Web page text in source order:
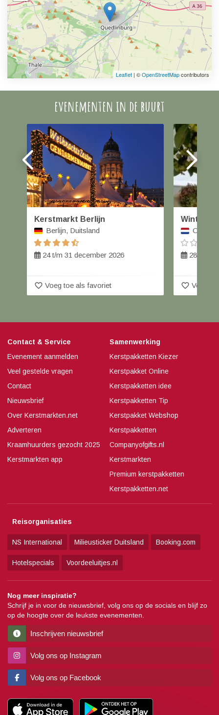
Leaflet | ©OpenStreetMapcontributors
evenementen in de buurt
Kerstmarkt Berlijn
Berlijn, Duitsland
24 t/m 31 december 2026
favorite_border Voeg toe als favoriet
28 t/m
favorite_border Voeg
Contact & Service
Evenement aanmelden
Veel gestelde vragen
Contact
Nieuwsbrief
Over Kerstmarkten.net
Adverteren
Kraamhuurders gezocht 2025
Kerstmarkten app
Samenwerking
Kerstpakketten Kiezer
Kerstpakket Online
Kerstpakketten idee
Kerstpakketten Tip
Kerstpakket Webshop
Kerstpakketten
Companyofgifts.nl
Kerstmarkten
Premium kerstpakketten
Kerstpakketten.net
Reisorganisaties
NS International Milieusticker Duitsland Booking.com
Hotelspecials Voordeeluitjes.nl
Nog meer inspiratie?
Schrijf je in voor de nieuwsbrief, volg ons op de socials en blijf zo
op de hoogte over de leukste evenementen.
Inschrijven nieuwsbrief
Volg ons op Instagram
Volg ons op Facebook